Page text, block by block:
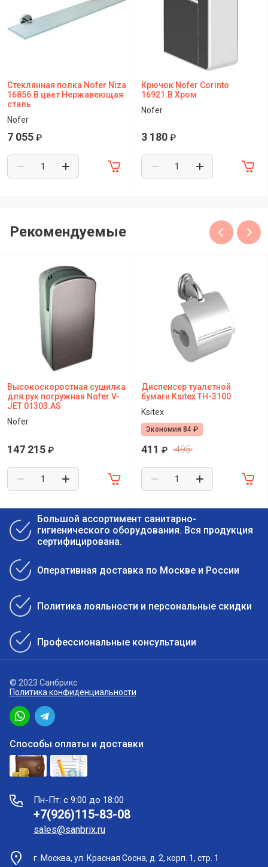
Стеклянная полка Nofer Niza
16856.B цвет Нержавеющая
сталь
Nofer
7 055 ₽
Крючок Nofer Corinto
16921.B Хром
Nofer
3 180 ₽
Рекомендуемые
Высокоскоростная сушилка
для рук погружная Nofer V-
JET 01303.AS
Nofer
147 215 ₽
Диспенсер туалетной
бумаги Ksitex TH-3100
Ksitex
Экономия 84 ₽
411 ₽ 495
Большой ассортимент санитарно-
гигиенического оборудования. Вся продукция
сертифицирована.
Оперативная доставка по Москве и России
Политика лояльности и персональные скидки
Профессиональные консультации
© 2023 Санбрикс
Политика конфиденциальности
Способы оплаты и доставки
Пн-Пт: с 9:00 до 18:00
+7(926)115-83-08
sales@sanbrix.ru
г. Москва, ул. Красная Сосна, д. 2, корп. 1, стр. 1